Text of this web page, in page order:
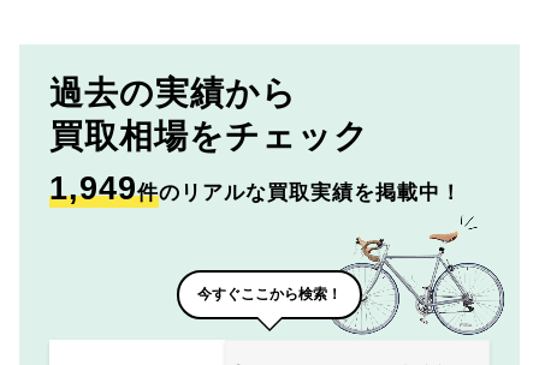
過去の実績から
買取相場をチェック
1,949件のリアルな買取実績を掲載中！
今すぐここから検索！